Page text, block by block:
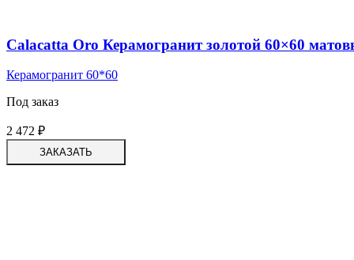
Calacatta Oro Керамогранит золотой 60×60
Керамогранит 60*60
Под заказ
2 472 ₽
ЗАКАЗАТЬ